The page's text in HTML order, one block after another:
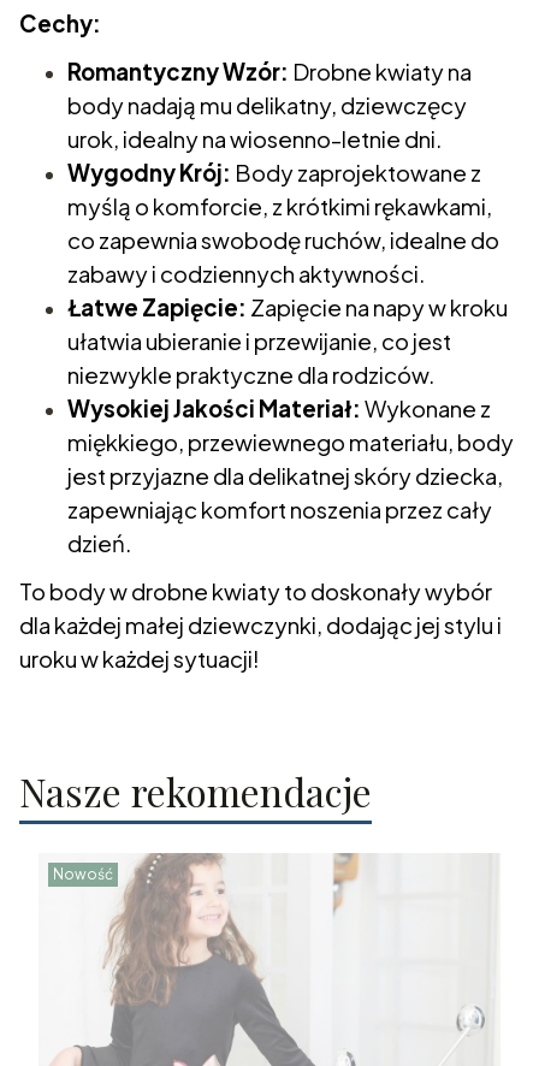
Cechy:
Romantyczny Wzór: Drobne kwiaty na
body nadają mu delikatny, dziewczęcy
urok, idealny na wiosenno-letnie dni.
Wygodny Krój: Body zaprojektowane z
myślą o komforcie, z krótkimi rękawkami,
co zapewnia swobodę ruchów, idealne do
zabawy i codziennych aktywności.
Łatwe Zapięcie: Zapięcie na napy w kroku
ułatwia ubieranie i przewijanie, co jest
niezwykle praktyczne dla rodziców.
Wysokiej Jakości Materiał: Wykonane z
miękkiego, przewiewnego materiału, body
jest przyjazne dla delikatnej skóry dziecka,
zapewniając komfort noszenia przez cały
dzień.
To body w drobne kwiaty to doskonały wybór
dla każdej małej dziewczynki, dodając jej stylu i
uroku w każdej sytuacji!
Nasze rekomendacje
Nowość